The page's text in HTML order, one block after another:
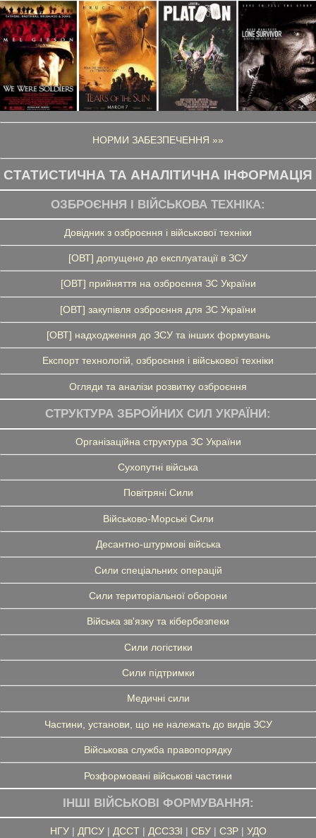
НОРМИ ЗАБЕЗПЕЧЕННЯ »»
СТАТИСТИЧНА ТА АНАЛІТИЧНА ІНФОРМАЦІЯ
ОЗБРОЄННЯ І ВІЙСЬКОВА ТЕХНІКА:
Довідник з озброєння і військової техніки
[ОВТ] допущено до експлуатації в ЗСУ
[ОВТ] прийняття на озброєння ЗС України
[ОВТ] закупівля озброєння для ЗС України
[ОВТ] надходження до ЗСУ та інших формувань
Експорт технологій, озброєння і військової техніки
Огляди та аналізи розвитку озброєння
СТРУКТУРА ЗБРОЙНИХ СИЛ УКРАЇНИ:
Організаційна структура ЗС України
Сухопутні війська
Повітряні Сили
Військово-Морські Сили
Десантно-штурмові війська
Сили спеціальних операцій
Сили територіальної оборони
Війська зв'язку та кібербезпеки
Сили логістики
Сили підтримки
Медичні сили
Частини, установи, що не належать до видів ЗСУ
Військова служба правопорядку
Розформовані військові частини
ІНШІ ВІЙСЬКОВІ ФОРМУВАННЯ:
НГУ| ДПСУ| ДССТ| ДССЗЗІ | СБУ| СЗР| УДО